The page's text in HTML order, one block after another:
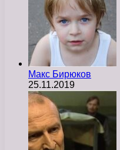
Макс Бирюков
25.11.2019